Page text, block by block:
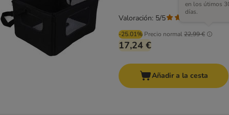
-25.01% Precio normal22,99 €
en los útimos
días.
17,24 €
Valoración: 5/5
Añadir a la cesta